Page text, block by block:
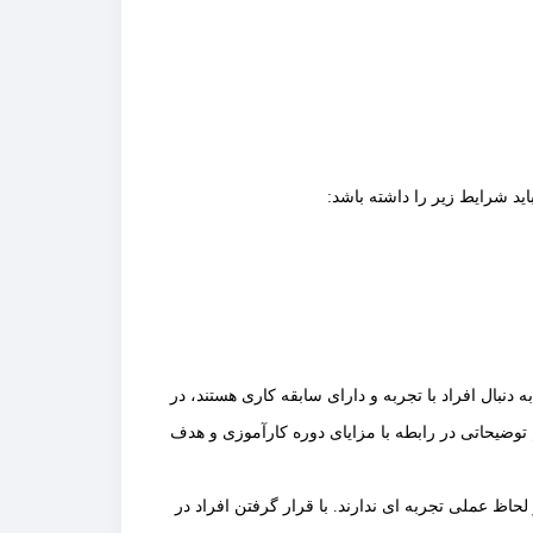
شرایط زیر را داشته باشد:
افراد با تجربه و دارای سابقه کاری هستند، در
در رابطه با مزایای دوره کارآموزی و هدف
عملی تجربه ای ندارند. با قرار گرفتن افراد در